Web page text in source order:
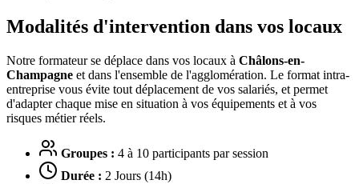
Modalités d'intervention dans vos locaux
Notre formateur se déplace dans vos locaux à Châlons-en-
Champagne et dans l'ensemble de l'agglomération. Le format intra-
entreprise vous évite tout déplacement de vos salariés, et permet
d'adapter chaque mise en situation à vos équipements et à vos
risques métier réels.
Groupes : 4 à 10 participants par session
Durée : 2 Jours (14h)